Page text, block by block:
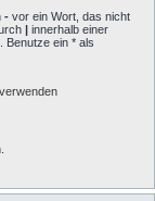
- vor ein Wort, das nicht
| innerhalb einer
Benutze ein * als